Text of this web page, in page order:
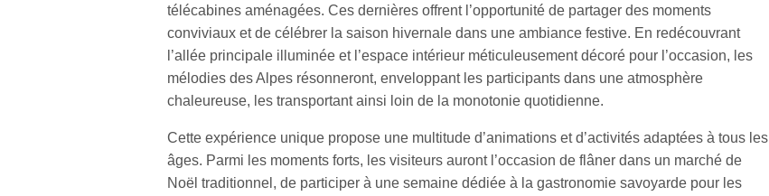
télécabines aménagées. Ces dernières offrent l’opportunité de partager des moments
conviviaux et de célébrer la saison hivernale dans une ambiance festive. En redécouvrant
l’allée principale illuminée et l’espace intérieur méticuleusement décoré pour l’occasion, les
mélodies des Alpes résonneront, enveloppant les participants dans une atmosphère
chaleureuse, les transportant ainsi loin de la monotonie quotidienne.
Cette expérience unique propose une multitude d’animations et d’activités adaptées à tous les
âges. Parmi les moments forts, les visiteurs auront l’occasion de flâner dans un marché de
Noël traditionnel, de participer à une semaine dédiée à la gastronomie savoyarde pour les